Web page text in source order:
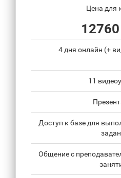
Цена для
4 дня онлайн (+
11
Доступ к базе для
Общение с